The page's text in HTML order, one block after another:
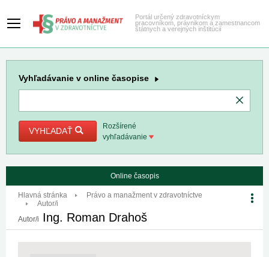
Portál určený zdravotníckym
pracovníkom, právnikom a zamestnancom
štátnych a verejných inštitúcií
Vyhľadávanie v online časopise
VYHĽADAŤ
Rozšírené
vyhľadávanie
Online časopis
Hlavná stránka
Právo a manažment v zdravotníctve
Autor/i
Autor/i Ing. Roman Drahoš